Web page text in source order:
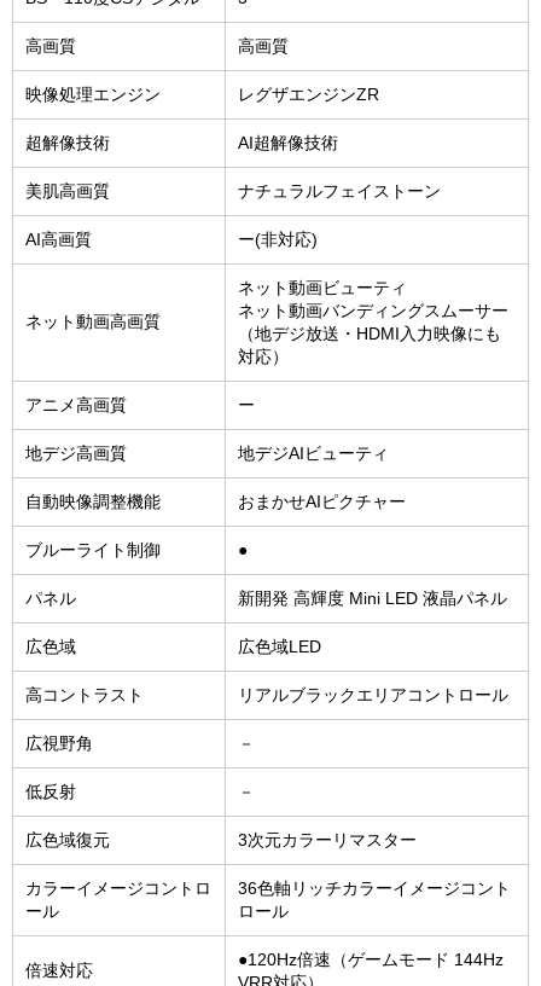
高画質 高画質
映像処理エンジン レグザエンジンZR
超解像技術 AI超解像技術
美肌高画質 ナチュラルフェイストーン
AI高画質 ー(非対応)
ネット動画高画質
ネット動画ビューティ
ネット動画バンディングスムーサー
（地デジ放送・HDMI入力映像にも
対応）
アニメ高画質 ー
地デジ高画質 地デジAIビューティ
自動映像調整機能 おまかせAIピクチャー
ブルーライト制御 ●
パネル 新開発 高輝度 Mini LED 液晶パネル
広色域 広色域LED
高コントラスト リアルブラックエリアコントロール
広視野角 －
低反射 －
広色域復元 3次元カラーリマスター
カラーイメージコントロ
ール
36色軸リッチカラーイメージコント
ロール
倍速対応
●120Hz倍速（ゲームモード 144Hz